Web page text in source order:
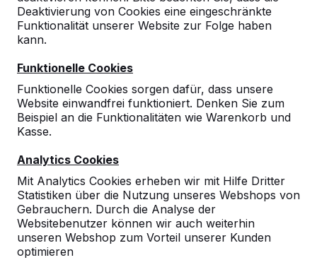
Deaktivierung von Cookies eine eingeschränkte
Funktionalität unserer Website zur Folge haben
kann.
Funktionelle Cookies
Funktionelle Cookies sorgen dafür, dass unsere
Website einwandfrei funktioniert. Denken Sie zum
Beispiel an die Funktionalitäten wie Warenkorb und
Kasse.
Analytics Cookies
Mit Analytics Cookies erheben wir mit Hilfe Dritter
Statistiken über die Nutzung unseres Webshops von
Gebrauchern. Durch die Analyse der
Websitebenutzer können wir auch weiterhin
unseren Webshop zum Vorteil unserer Kunden
optimieren
10
nehmen das neue Sportangebot der
Tischtennisplatz mit Begeisterung an!!
:-)
23-03-2017